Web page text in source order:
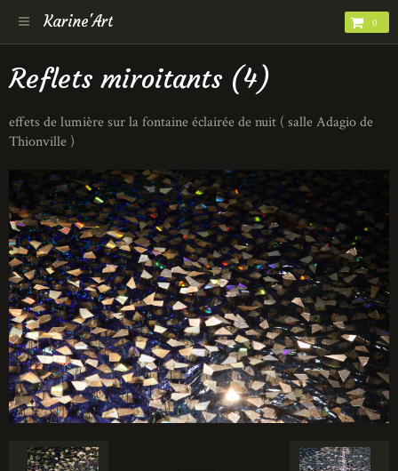
Karine'Art 0
Reflets miroitants (4)
effets de lumière sur la fontaine éclairée de nuit ( salle Adagio de
Thionville )